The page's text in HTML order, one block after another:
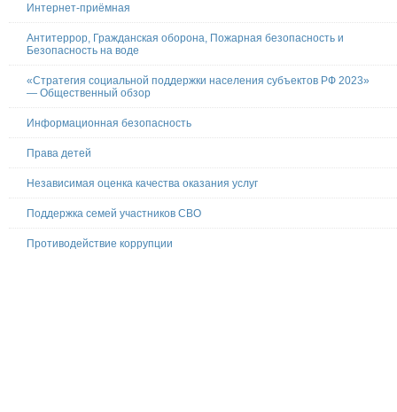
Интернет-приёмная
Антитеррор, Гражданская оборона, Пожарная безопасность и
Безопасность на воде
«Стратегия социальной поддержки населения субъектов РФ 2023»
— Общественный обзор
Информационная безопасность
Права детей
Независимая оценка качества оказания услуг
Поддержка семей участников СВО
Противодействие коррупции